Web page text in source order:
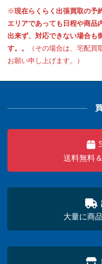
※現在らくらく出張買取の予
エリアであっても日程や商品
出来ず、対応できない場合も
す。。
（その場合は、宅配
お願い申し上げます。）
送料無料
大量に商